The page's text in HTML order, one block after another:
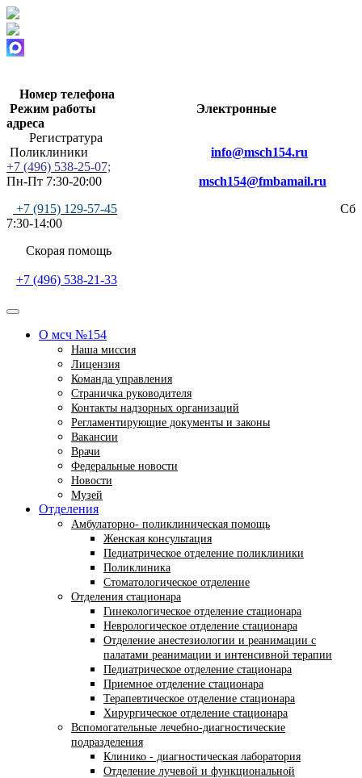
Номер телефона
Режим работы
Электронные
адреса
Регистратура
Поликлиники
info@msch154.ru
+7 (496) 538-25-07;
Пн-Пт 7:30-20:00 msch154@fmbamail.ru
+7 (915) 129-57-45
Сб
7:30-14:00
Скорая помощь
+7 (496) 538-21-33
О мсч №154
Наша миссия
Лицензия
Команда управления
Страничка руководителя
Контакты надзорных организаций
Регламентирующие документы и законы
Вакансии
Врачи
Федеральные новости
Новости
Музей
Отделения
Амбулаторно- поликлиническая помощь
Женская консультация
Педиатрическое отделение поликлиники
Поликлиника
Стоматологическое отделение
Отделения стационара
Гинекологическое отделение стационара
Неврологическое отделение стационара
Отделение анестезиологии и реанимации с
палатами реанимации и интенсивной терапии
Педиатрическое отделение стационара
Приемное отделение стационара
Терапевтическое отделение стационара
Хирургическое отделение стационара
Вспомогательные лечебно-диагностические
подразделения
Клинико - диагностическая лаборатория
Отделение лучевой и функциональной